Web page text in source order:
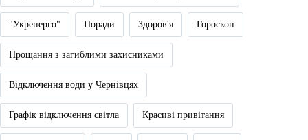
"Укренерго" Поради Здоров'я Гороскоп
Прощання з загиблими захисниками
Відключення води у Чернівцях
Графік відключення світла Красиві привітання